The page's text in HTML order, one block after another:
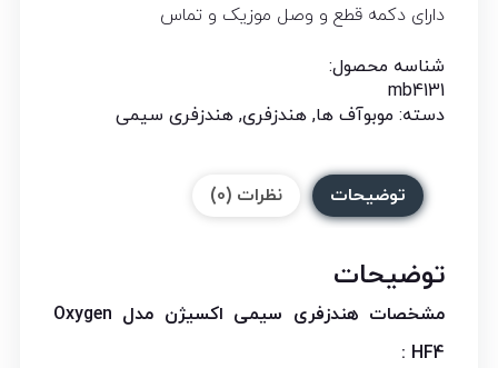
دارای دکمه قطع و وصل موزیک و تماس
شناسه محصول:
mb4131
دسته: موبوآف ها, هندزفری, هندزفری سیمی
توضیحات نظرات (0)
توضیحات
مشخصات هندزفری سیمی اکسیژن مدل Oxygen
HF4 :